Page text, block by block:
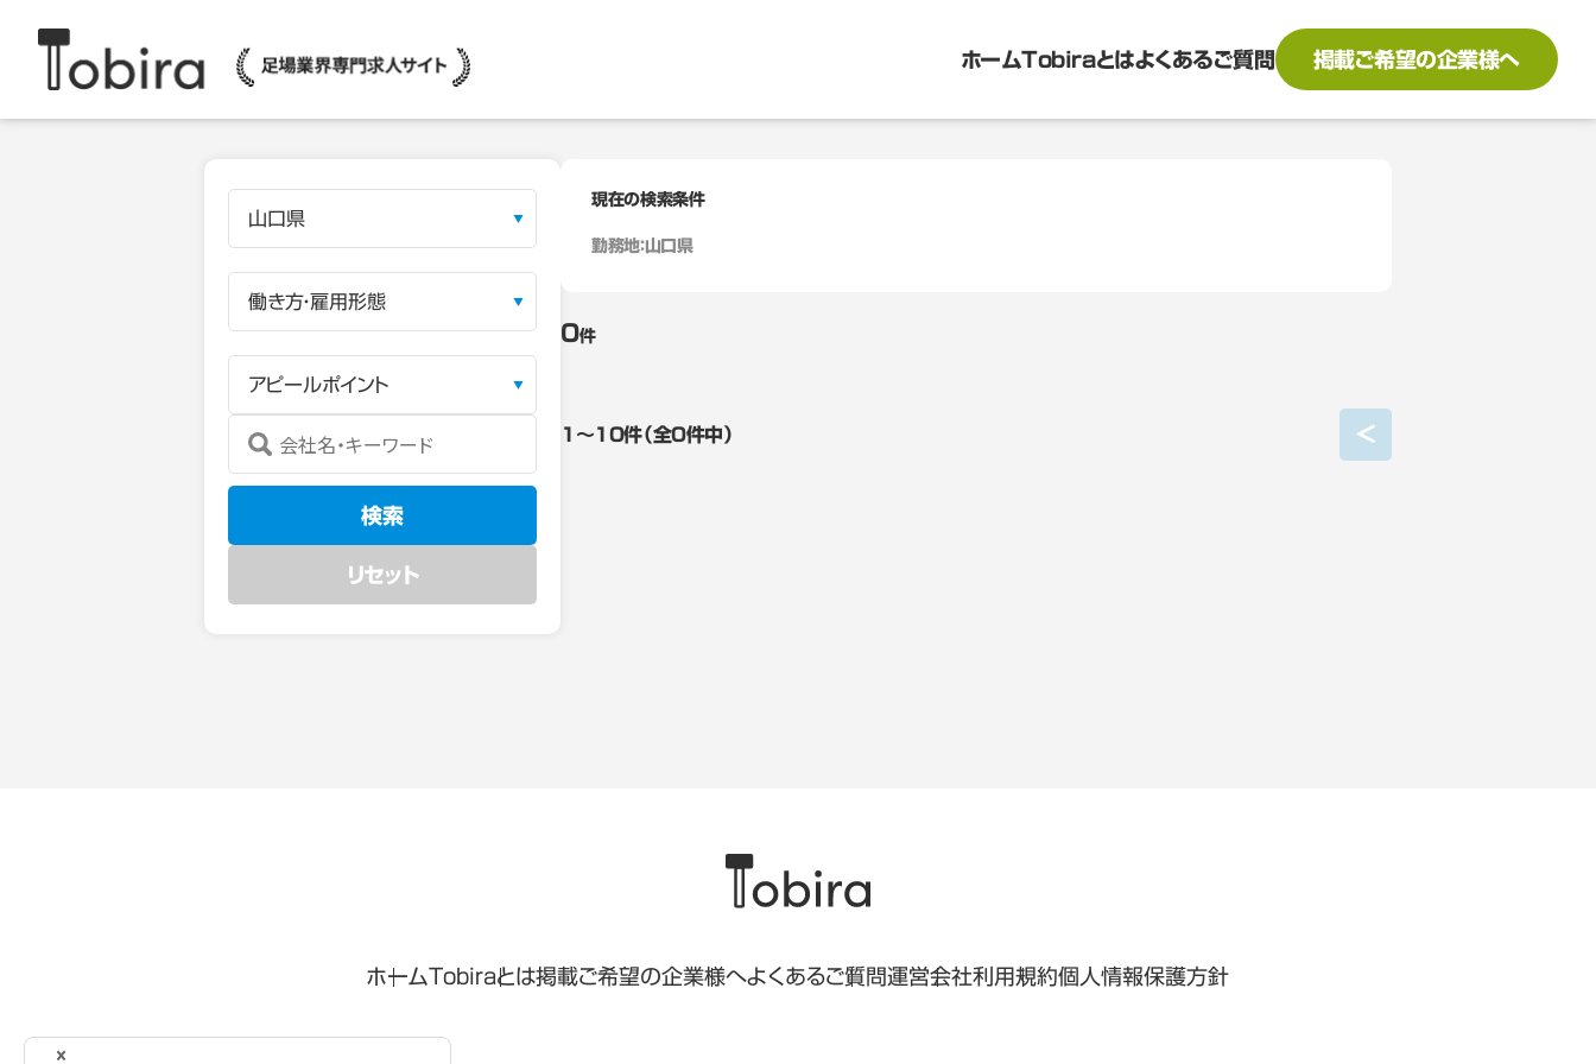
ホームTobiraとはよくあるご質問 掲載ご希望の企業様へ
山口県
働き方・雇用形態
アピールポイント
検索
リセット
現在の検索条件
勤務地：山口県
0件
1〜10件（全0件中） <
ホームTobiraとは掲載ご希望の企業様へよくあるご質問運営会社利用規約個人情報保護方針